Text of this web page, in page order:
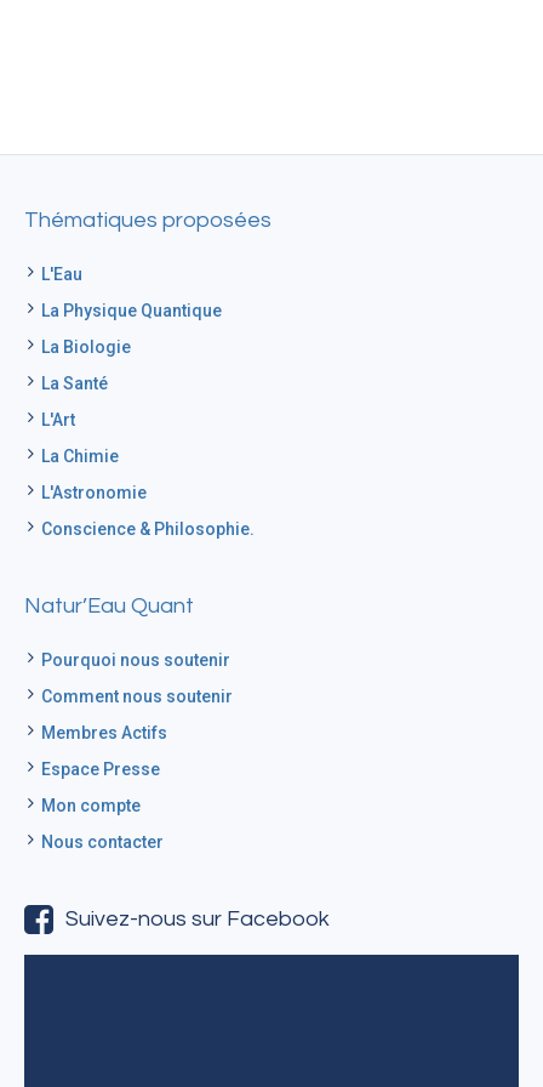
Thématiques proposées
L'Eau
La Physique Quantique
La Biologie
La Santé
L'Art
La Chimie
L'Astronomie
Conscience & Philosophie.
Natur’Eau Quant
Pourquoi nous soutenir
Comment nous soutenir
Membres Actifs
Espace Presse
Mon compte
Nous contacter
Suivez-nous sur Facebook